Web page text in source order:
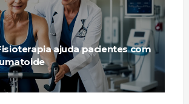
ajuda pacientes com